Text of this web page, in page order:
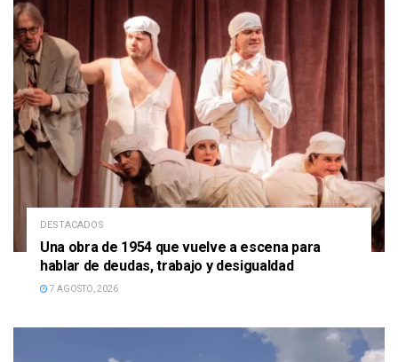
DESTACADOS
Una obra de 1954 que vuelve a escena para
hablar de deudas, trabajo y desigualdad
7 AGOSTO, 2026